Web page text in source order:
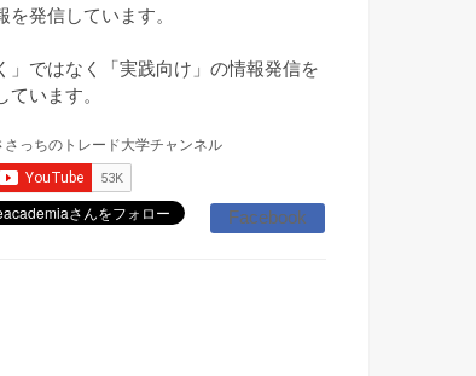
を発信しています。
」ではなく「実践向け」の情報発信を
ています。
Facebook